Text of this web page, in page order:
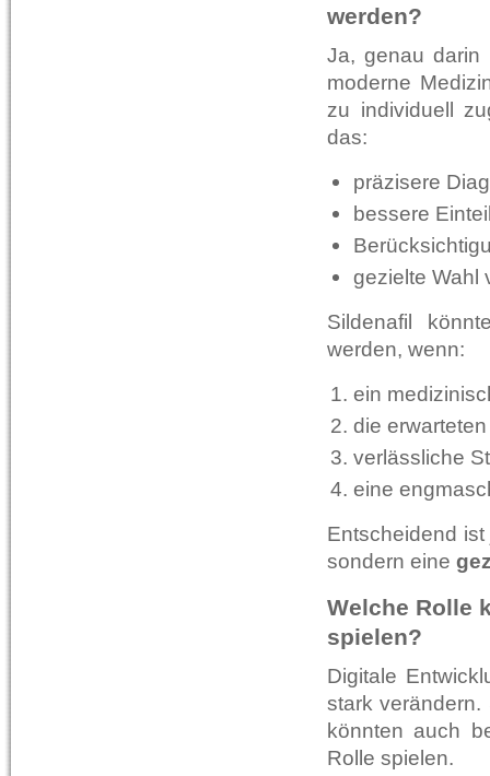
werden?
Ja, genau darin
moderne
zu individuell
das:
präzisere
bessere
gezielte Wahl
Sildenafil
werden, wenn:
ein
die
verlässliche
eine
Entscheidend
sondern eine
Welche Rolle
spielen?
Digitale
stark verändern.
könnten auch
Rolle spielen.